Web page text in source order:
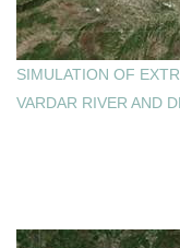
SIMULATION OF
VARDAR RIVER AND